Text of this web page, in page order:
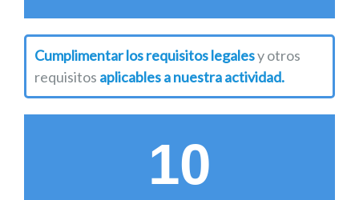
Cumplimentar los requisitos legalesy otros
requisitos aplicables a nuestra actividad.
10